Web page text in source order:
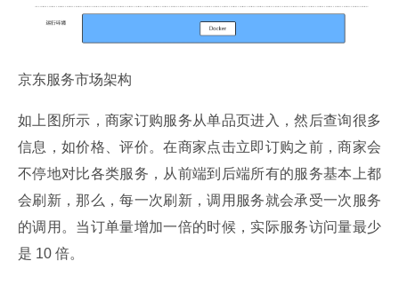
京东服务市场架构
如上图所示，商家订购服务从单品页进入，然后查询很多
信息，如价格、评价。在商家点击立即订购之前，商家会
不停地对比各类服务，从前端到后端所有的服务基本上都
会刷新，那么，每一次刷新，调用服务就会承受一次服务
的调用。当订单量增加一倍的时候，实际服务访问量最少
是 10 倍。